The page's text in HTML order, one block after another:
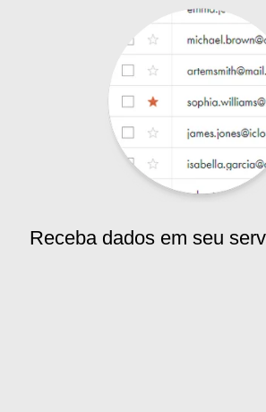
Receba dados em seu